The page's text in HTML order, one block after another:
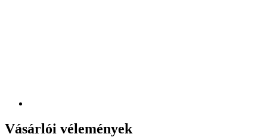
Vásárlói vélemények